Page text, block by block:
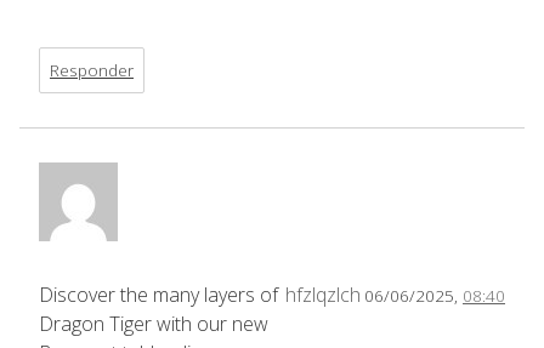
Responder
hfzlqzlch 06/06/2025, 08:40
Discover the many layers of
Dragon Tiger with our new